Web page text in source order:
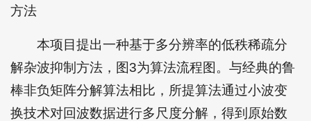
方法
本项目提出一种基于多分辨率的低秩稀疏分
解杂波抑制方法，图3为算法流程图。与经典的鲁
棒非负矩阵分解算法相比，所提算法通过小波变
换技术对回波数据进行多尺度分解，得到原始数